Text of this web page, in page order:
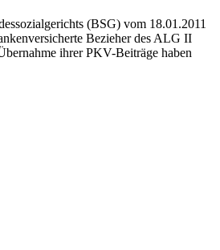
(BSG) vom 18.01.2011
Bezieher des ALG II
ihrer PKV-Beiträge haben